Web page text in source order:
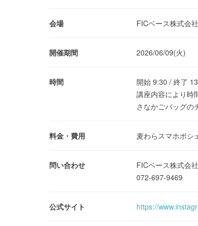
会場 FICベース株式会社
開催期間 2026/06/09(火)
時間
開始 9:30 / 終了
講座内容により時
さなかごバッグの
料金・費用 麦わらスマホポシ
問い合わせ
FICベース株式会社
072-697-9469
公式サイト https://